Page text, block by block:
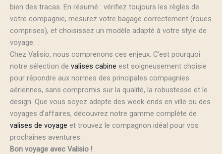
bien des tracas. En résumé : vérifiez toujours les règles de
votre compagnie, mesurez votre bagage correctement (roues
comprises), et choisissez un modèle adapté à votre style de
voyage.
Chez Valisio, nous comprenons ces enjeux. C’est pourquoi
notre sélection de valises cabine est soigneusement choisie
pour répondre aux normes des principales compagnies
aériennes, sans compromis sur la qualité, la robustesse et le
design. Que vous soyez adepte des week-ends en ville ou des
voyages d’affaires, découvrez notre gamme complète de
valises de voyage et trouvez le compagnon idéal pour vos
prochaines aventures.
Bon voyage avec Valisio !